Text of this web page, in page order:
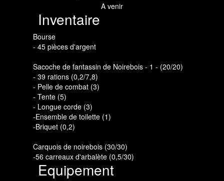
A venir
Inventaire
Bourse
- 45 pièces d'argent
Sacoche de fantassin de Noirebois - 1 - (20/20)
- 39 rations (0,2/7,8)
- Pelle de combat (3)
- Tente (5)
- Longue corde (3)
-Ensemble de toilette (1)
-Briquet (0,2)
Carquois de noirebois (30/30)
-56 carreaux d'arbalète (0,5/30)
Equipement